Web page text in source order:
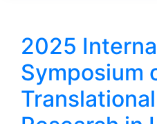
2025
Symposium
Translational